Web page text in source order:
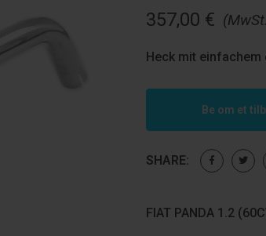
357,00 €
Heck mit einfachem
Be om et
SHARE:
FIAT PANDA 1.2